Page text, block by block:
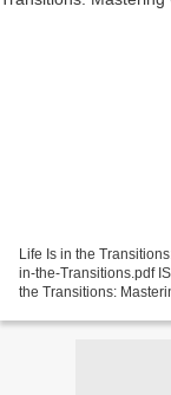
Life Is in the
in-the-Transitions.pdf
the Transitions: